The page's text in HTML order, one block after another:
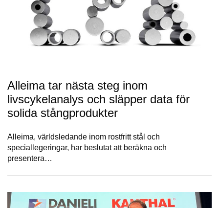
Alleima tar nästa steg inom
livscykelanalys och släpper data för
solida stångprodukter
Alleima, världsledande inom rostfritt stål och
speciallegeringar, har beslutat att beräkna och
presentera…